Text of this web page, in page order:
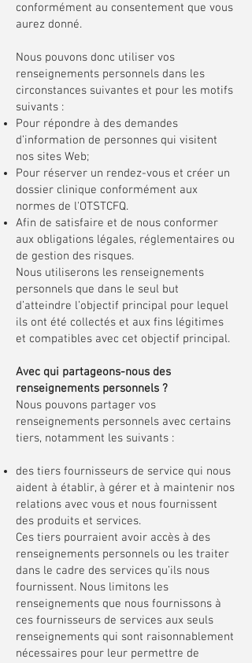
conformément au consentement que vous
aurez donné.
Nous pouvons donc utiliser vos
renseignements personnels dans les
circonstances suivantes et pour les motifs
suivants :​
Pour répondre à des demandes
d’information de personnes qui visitent
nos sites Web;
Pour réserver un rendez-vous et créer un
dossier clinique conformément aux
normes de l'OTSTCFQ.
Afin de satisfaire et de nous conformer
aux obligations légales, réglementaires ou
de gestion des risques.
Nous utiliserons les renseignements
personnels que dans le seul but
d’atteindre l’objectif principal pour lequel
ils ont été collectés et aux fins légitimes
et compatibles avec cet objectif principal.
Avec qui partageons-nous des
renseignements personnels ?
Nous pouvons partager vos
renseignements personnels avec certains
tiers, notamment les suivants :
des tiers fournisseurs de service qui nous
aident à établir, à gérer et à maintenir nos
relations avec vous et nous fournissent
des produits et services.
Ces tiers pourraient avoir accès à des
renseignements personnels ou les traiter
dans le cadre des services qu’ils nous
fournissent. Nous limitons les
renseignements que nous fournissons à
ces fournisseurs de services aux seuls
renseignements qui sont raisonnablement
nécessaires pour leur permettre de